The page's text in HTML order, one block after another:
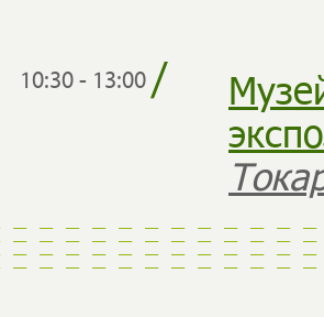
10:30 - 13:00/